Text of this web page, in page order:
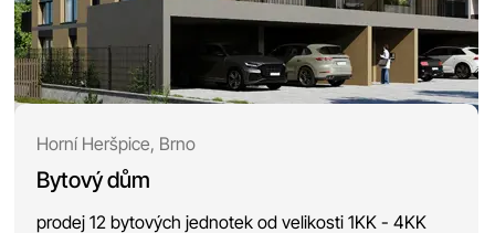
Horní Heršpice, Brno
Bytový dům
prodej 12 bytových jednotek od velikosti 1KK - 4KK